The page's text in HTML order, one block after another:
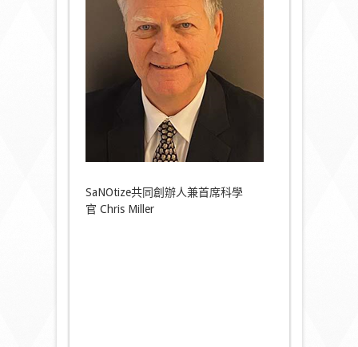
SaNOtize共同創辦人兼首席科學
官 Chris Miller